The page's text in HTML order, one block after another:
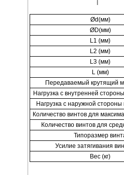
Ød(мм)
ØD(мм)
L1 (мм)
L2 (мм)
L3 (мм)
L (мм)
Передаваемый крутящий
Нагрузка с внутренней
Нагрузка с наружной
Количество винтов для
Количество винтов для
Типоразмер
Усилие затягивания
Вес (кг)